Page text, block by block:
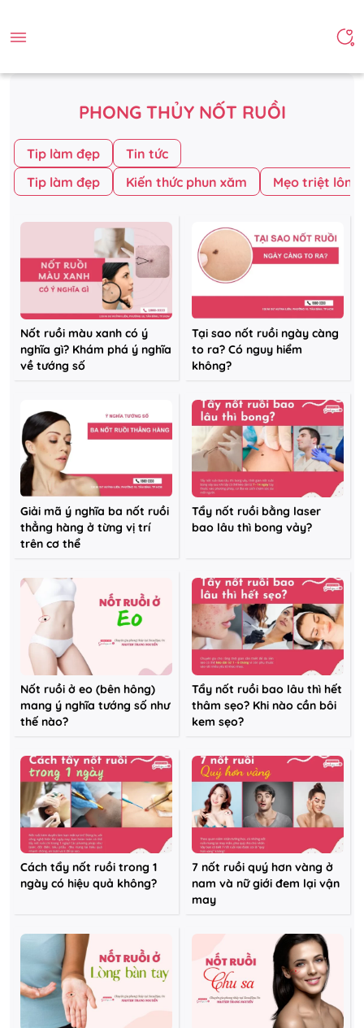
PHONG THỦY NỐT RUỒI
Tip làm đẹp
Tin tức
Tip làm đẹp
Kiến thức phun xăm Mẹo triệt lông
Nốt ruồi màu xanh có ý
nghĩa gì? Khám phá ý nghĩa
về tướng số
Tại sao nốt ruồi ngày càng
to ra? Có nguy hiểm
không?
Giải mã ý nghĩa ba nốt ruồi
thẳng hàng ở từng vị trí
trên cơ thể
Tẩy nốt ruồi bằng laser
bao lâu thì bong vảy?
Nốt ruồi ở eo (bên hông)
mang ý nghĩa tướng số như
thế nào?
Tẩy nốt ruồi bao lâu thì hết
thâm sẹo? Khi nào cần bôi
kem sẹo?
Cách tẩy nốt ruồi trong 1
ngày có hiệu quả không?
7 nốt ruồi quý hơn vàng ở
nam và nữ giới đem lại vận
may